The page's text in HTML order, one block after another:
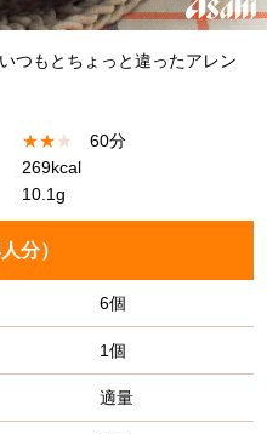
つもとちょっと違ったアレン
★★★
60分
269kcal
10.1g
分）
6個
1個
適量